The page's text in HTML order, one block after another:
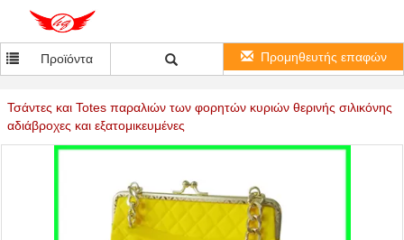
Προϊόντα Προμηθευτής επαφών
Τσάντες και Totes παραλιών των φορητών κυριών θερινής σιλικόνης
αδιάβροχες και εξατομικευμένες